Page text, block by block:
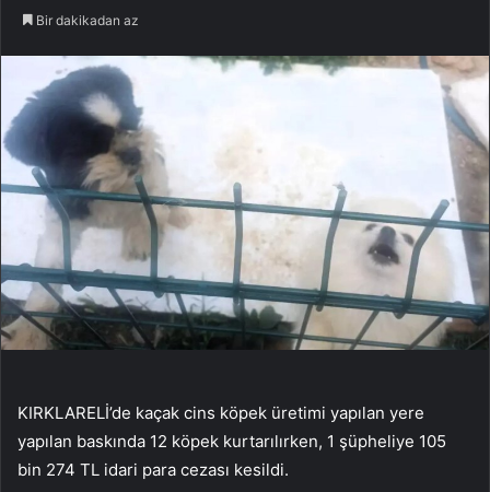
Bir dakikadan az
KIRKLARELİ’de kaçak cins köpek üretimi yapılan yere
yapılan baskında 12 köpek kurtarılırken, 1 şüpheliye 105
bin 274 TL idari para cezası kesildi.